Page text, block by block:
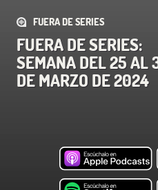
FUERA DE SERIES
FUERA DE SERIES:
SEMANA DEL 25 AL
DE MARZO DE 2024